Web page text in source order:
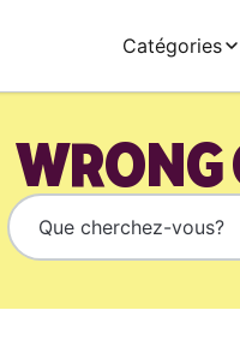
Catégories
WRONG